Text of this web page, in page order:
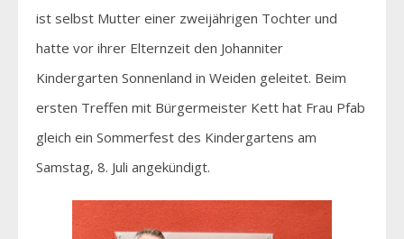
ist selbst Mutter einer zweijährigen Tochter und
hatte vor ihrer Elternzeit den Johanniter
Kindergarten Sonnenland in Weiden geleitet. Beim
ersten Treffen mit Bürgermeister Kett hat Frau Pfab
gleich ein Sommerfest des Kindergartens am
Samstag, 8. Juli angekündigt.